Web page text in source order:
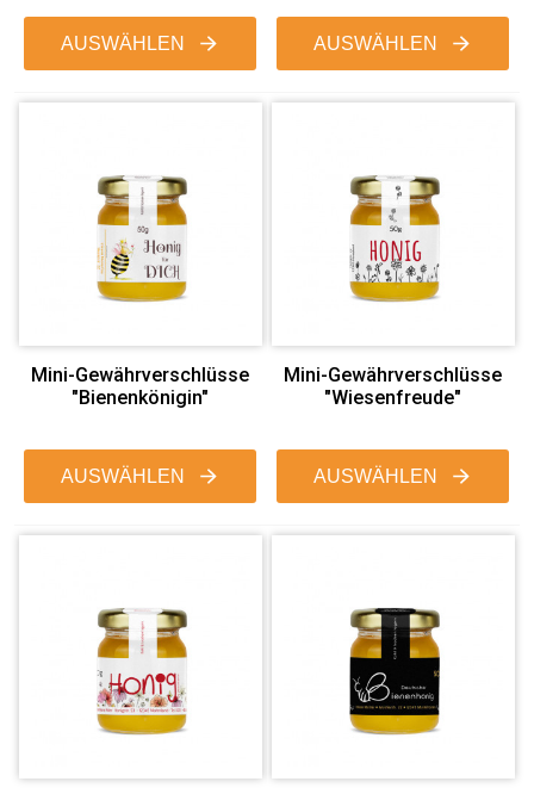
AUSWÄHLEN AUSWÄHLEN
Mini-Gewährverschlüsse
"Bienenkönigin"
AUSWÄHLEN
Mini-Gewährverschlüsse
"Wiesenfreude"
AUSWÄHLEN